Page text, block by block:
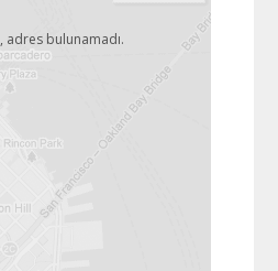
adres bulunamadı.